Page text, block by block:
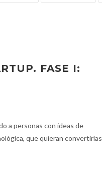
FASE I:
a personas con ideas de
que quieran convertirlas